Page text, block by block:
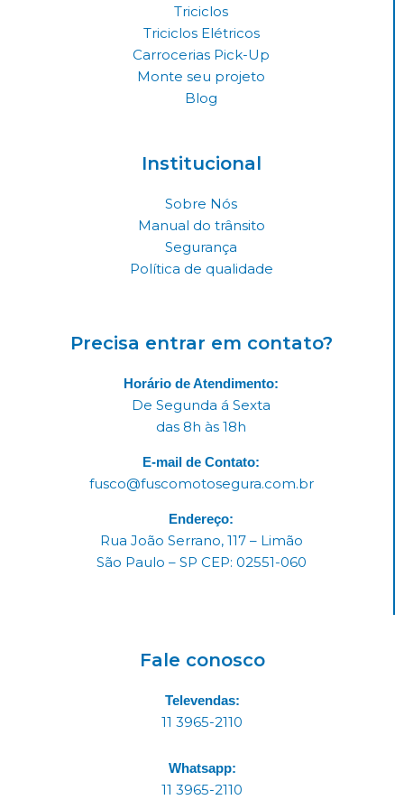
a
m
o
k
n
Triciclos
Triciclos Elétricos
Carrocerias Pick-Up
Monte seu projeto
Blog
Institucional
Sobre Nós
Manual do trânsito
Segurança
Política de qualidade
Precisa entrar em contato?
Horário de Atendimento:
De Segunda á Sexta
das 8h às 18h
E-mail de Contato:
fusco@fuscomotosegura.com.br
Endereço:
Rua João Serrano, 117 – Limão
São Paulo – SP CEP: 02551-060
Fale conosco
Televendas:
11 3965-2110
Whatsapp:
11 3965-2110